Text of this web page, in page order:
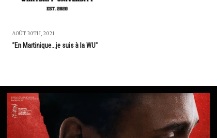
AOÛT 30TH, 2021
"En Martinique...je suis à la WU"